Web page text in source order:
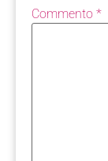
Commento *